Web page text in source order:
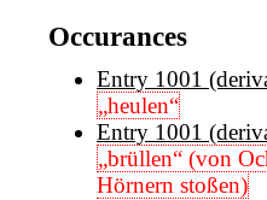
Occurances
Entry 1001
„heulen“
Entry 1001
„brüllen“ (von
Hörnern stoßen)